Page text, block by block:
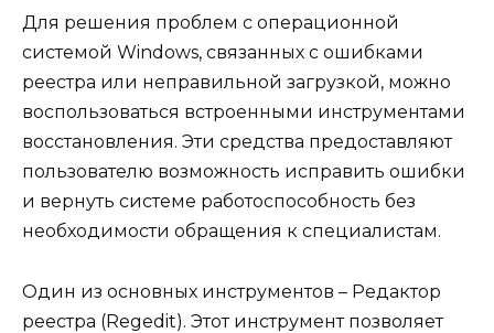
Для решения проблем с операционной
системой Windows, связанных с ошибками
реестра или неправильной загрузкой, можно
воспользоваться встроенными инструментами
восстановления. Эти средства предоставляют
пользователю возможность исправить ошибки
и вернуть системе работоспособность без
необходимости обращения к специалистам.
Один из основных инструментов – Редактор
реестра (Regedit). Этот инструмент позволяет